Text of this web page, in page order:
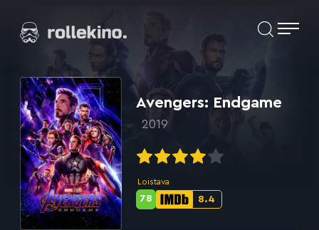
suoraan
Elokuvat ja elokuva-arviot | Rollekino.fi
lopputekstien
jälkeen.
Avengers: Endgame
2019
Loistava
IMDb-
8.4
Metascore-
78